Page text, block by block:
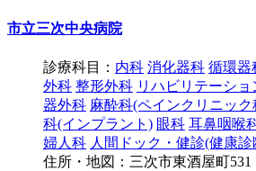
市立三次中央病院
診療科目： 内科 消化器科 循環器
外科 整形外科 リハビリテーショ
器外科 麻酔科(ペインクリニック
科(インプラント) 眼科 耳鼻咽喉
婦人科 人間ドック・健診(健康診
住所・地図：三次市東酒屋町531